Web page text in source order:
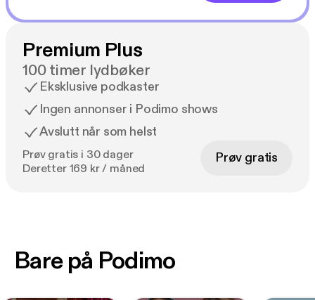
Premium Plus
100 timer lydbøker
Eksklusive podkaster
Ingen annonser i Podimo shows
Avslutt når som helst
Prøv gratis i 30 dager
Deretter 169 kr / måned
Prøv gratis
Bare på Podimo